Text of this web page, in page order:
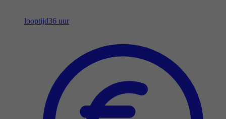
looptijd36 uur